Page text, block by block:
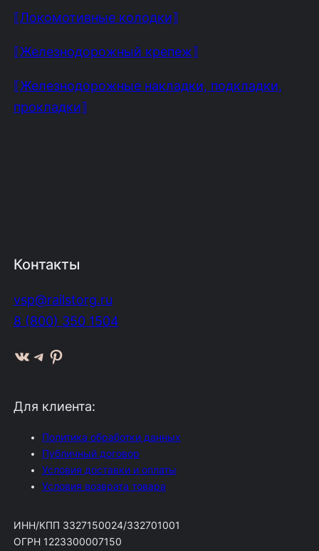
⟦Локомотивные колодки⟧
⟦Железнодорожный крепеж⟧
⟦Железнодорожные накладки, подкладки,
прокладки⟧
Контакты
vsp@railstorg.ru
8 (800) 350 1504
ВКонтакте Telegram Pinterest
Для клиента:
Политика обработки данных
Публичный договор
Условия доставки и оплаты
Условия возврата товара
ИНН/КПП 3327150024/332701001
ОГРН 1223300007150